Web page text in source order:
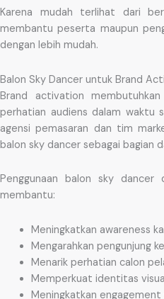
Karena mudah terlihat dari
membantu peserta maupun
dengan lebih mudah.
Balon Sky Dancer untuk Brand
Brand activation
perhatian audiens dalam waktu
agensi pemasaran dan tim
balon sky dancer sebagai bagian
Penggunaan balon sky
membantu:
Meningkatkan awareness
Mengarahkan pengunjung
Menarik perhatian calon
Memperkuat identitas
Meningkatkan